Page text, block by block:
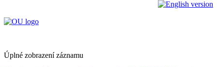
Úplné zobrazení záznamu